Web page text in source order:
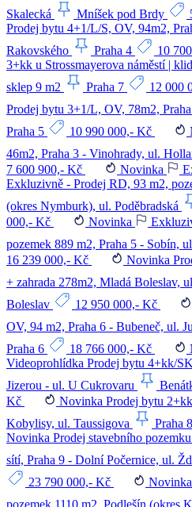
Skalecká
Mníšek pod Brdy
Prodej bytu 4+1/L/S, OV, 94m2,
Rakovského
Praha 4 10
3+kk u Strossmayerova náměstí |
sklep 9 m2
Praha 7 12 000
Prodej bytu 3+1/L, OV, 78m2,
Praha 5
10 990 000,- Kč
46m2, Praha 3 - Vinohrady, ul.
7 600 900,- Kč
Novinka
Exkluzivně - Prodej RD, 93 m2,
(okres Nymburk), ul. Poděbradská
000,- Kč
Novinka
pozemek 889 m2, Praha 5 - Sobín,
16 239 000,- Kč
Novinka
+ zahrada 278m2, Mladá Boleslav,
Boleslav
12 950 000,- Kč
OV, 94 m2, Praha 6 - Bubeneč, ul.
Praha 6
18 766 000,- Kč
Videoprohlídka Prodej bytu 4+kk/
Jizerou - ul. U Cukrovaru
Kč
Novinka Prodej bytu
Kobylisy, ul. Taussigova
Praha 8
Novinka Prodej stavebního
sítí, Praha 9 - Dolní Počernice, ul.
23 790 000,- Kč
Novinka